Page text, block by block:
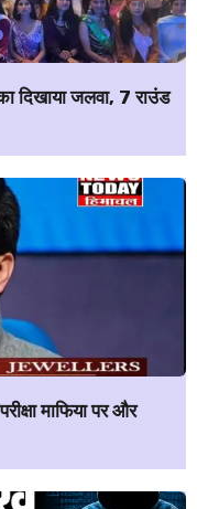
जलवा, 7 राउंड
माफिया पर और